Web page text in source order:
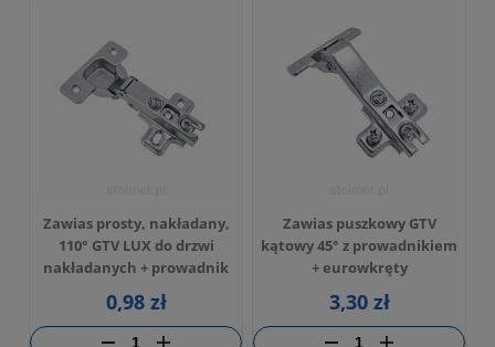
Zawias prosty, nakładany,
110° GTV LUX do drzwi
nakładanych + prowadnik
0,98 zł
Zawias puszkowy GTV
kątowy 45° z prowadnikiem
+ eurowkręty
3,30 zł